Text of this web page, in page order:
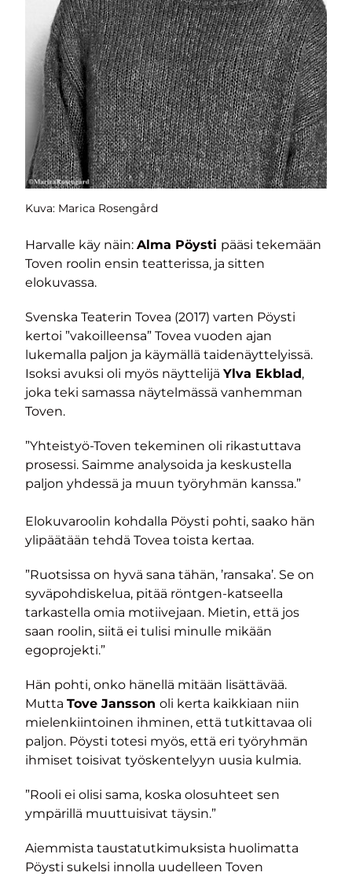
Kuva: Marica Rosengård
Harvalle käy näin: Alma Pöysti pääsi tekemään
Toven roolin ensin teatterissa, ja sitten
elokuvassa.
Svenska Teaterin Tovea (2017) varten Pöysti
kertoi ”vakoilleensa” Tovea vuoden ajan
lukemalla paljon ja käymällä taidenäyttelyissä.
Isoksi avuksi oli myös näyttelijä Ylva Ekblad,
joka teki samassa näytelmässä vanhemman
Toven.
”Yhteistyö-Toven tekeminen oli rikastuttava
prosessi. Saimme analysoida ja keskustella
paljon yhdessä ja muun työryhmän kanssa.”
Elokuvaroolin kohdalla Pöysti pohti, saako hän
ylipäätään tehdä Tovea toista kertaa.
”Ruotsissa on hyvä sana tähän, ’ransaka’. Se on
syväpohdiskelua, pitää röntgen-katseella
tarkastella omia motiivejaan. Mietin, että jos
saan roolin, siitä ei tulisi minulle mikään
egoprojekti.”
Hän pohti, onko hänellä mitään lisättävää.
Mutta Tove Jansson oli kerta kaikkiaan niin
mielenkiintoinen ihminen, että tutkittavaa oli
paljon. Pöysti totesi myös, että eri työryhmän
ihmiset toisivat työskentelyyn uusia kulmia.
”Rooli ei olisi sama, koska olosuhteet sen
ympärillä muuttuisivat täysin.”
Aiemmista taustatutkimuksista huolimatta
Pöysti sukelsi innolla uudelleen Toven